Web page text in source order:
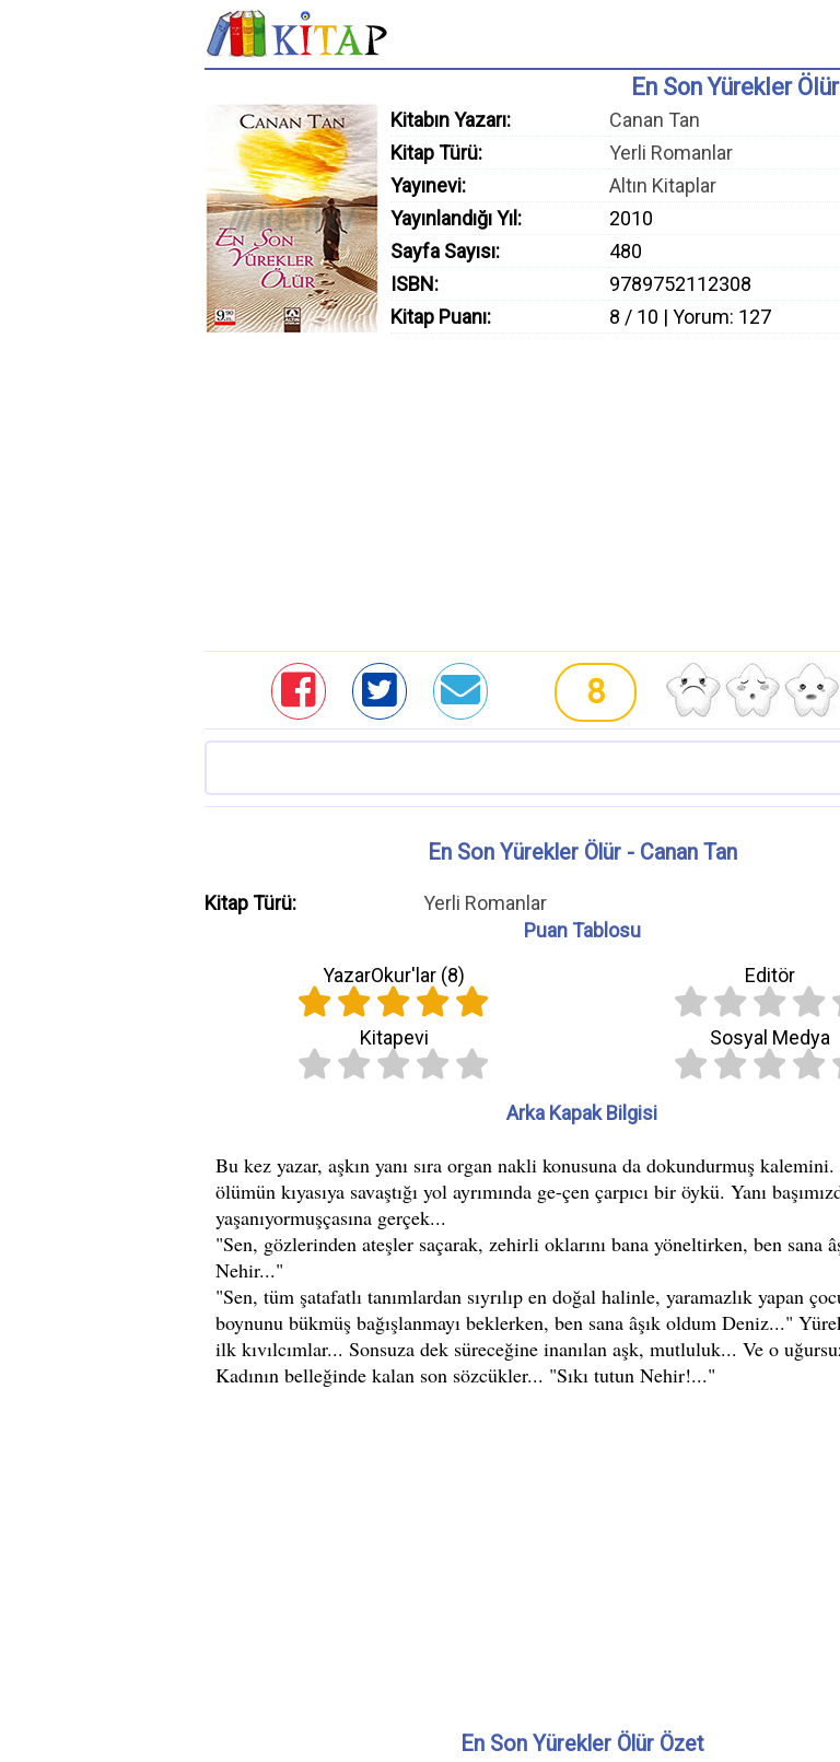
En Son Yürekler Ölür
Kitabın Yazarı:
Canan Tan
Kitap Türü:
Yerli Romanlar
Yayınevi:
Altın Kitaplar
Yayınlandığı Yıl:
2010
Sayfa Sayısı:
480
ISBN:
9789752112308
Kitap Puanı:
8 / 10 | Yorum: 127
8
En Son Yürekler Ölür - Canan Tan
Kitap Türü:
Yerli Romanlar
Puan Tablosu
YazarOkur'lar (8) Editör
Kitapevi Sosyal Medya
Arka Kapak Bilgisi
En Son Yürekler Ölür Özet